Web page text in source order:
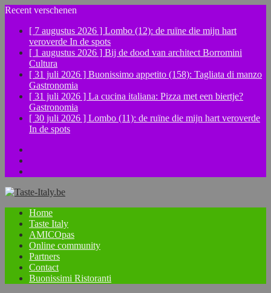
Recent verschenen
[ 7 augustus 2026 ] Lombo (12): de ruïne die mijn hart
veroverde In de spots
[ 1 augustus 2026 ] Bij de dood van architect Borromini
Cultura
[ 31 juli 2026 ] Buonissimo appetito (158): Tagliata di manzo
Gastronomia
[ 31 juli 2026 ] La cucina italiana: Pizza met een biertje?
Gastronomia
[ 30 juli 2026 ] Lombo (11): de ruïne die mijn hart veroverde
In de spots
Home
Taste Italy
AMICOpas
Online community
Partners
Contact
Buonissimi Ristoranti